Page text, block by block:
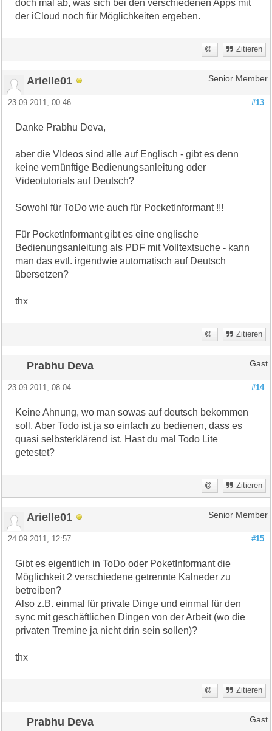
doch mal ab, was sich bei den verschiedenen Apps mit
der iCloud noch für Möglichkeiten ergeben.
Zitieren
Arielle01 Senior Member
#13
23.09.2011, 00:46
Danke Prabhu Deva,
aber die VIdeos sind alle auf Englisch - gibt es denn
keine vernünftige Bedienungsanleitung oder
Videotutorials auf Deutsch?
Sowohl für ToDo wie auch für PocketInformant !!!
Für PocketInformant gibt es eine englische
Bedienungsanleitung als PDF mit Volltextsuche - kann
man das evtl. irgendwie automatisch auf Deutsch
übersetzen?
thx
Zitieren
Prabhu Deva Gast
#14
23.09.2011, 08:04
Keine Ahnung, wo man sowas auf deutsch bekommen
soll. Aber Todo ist ja so einfach zu bedienen, dass es
quasi selbsterklärend ist. Hast du mal Todo Lite
getestet?
Zitieren
Arielle01 Senior Member
#15
24.09.2011, 12:57
Gibt es eigentlich in ToDo oder PoketInformant die
Möglichkeit 2 verschiedene getrennte Kalneder zu
betreiben?
Also z.B. einmal für private Dinge und einmal für den
sync mit geschäftlichen Dingen von der Arbeit (wo die
privaten Tremine ja nicht drin sein sollen)?
thx
Zitieren
Prabhu Deva Gast